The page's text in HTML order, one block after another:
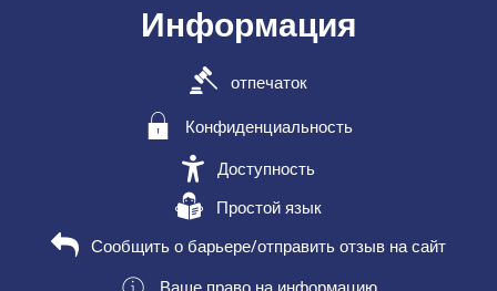
Информация
отпечаток
Конфиденциальность
Доступность
Простой язык
Сообщить о барьере/отправить отзыв на сайт